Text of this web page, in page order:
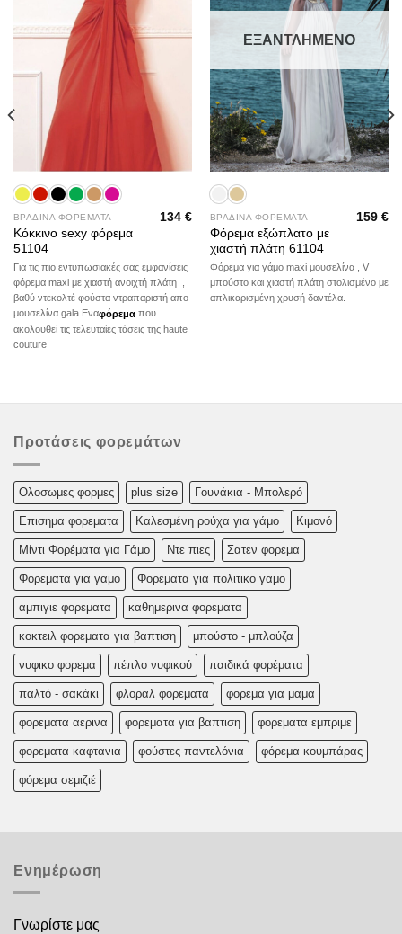
ΒΡΑΔΙΝΑ ΦΟΡΕΜΑΤΑ
Κόκκινο sexy φόρεμα
51104
134€
Για τις πιο εντυπωσιακές σας εμφανίσεις
φόρεμα maxi με χιαστή ανοιχτή πλάτη ,
βαθύ ντεκολτέ φούστα ντραπαριστή απο
μουσελίνα gala.Eναφόρεμαπου
ακολουθεί τις τελευταίες τάσεις της haute
couture
ΕΞΑΝΤΛΗΜΈΝΟ
ΒΡΑΔΙΝΑ ΦΟΡΕΜΑΤΑ
Φόρεμα εξώπλατο με
χιαστή πλάτη 61104
159€
Φόρεμα για γάμο maxi μουσελίνα , V
μπούστο και χιαστή πλάτη στολισμένο με
απλικαρισμένη χρυσή δαντέλα.
Προτάσεις φορεμάτων
Oλoσωμες φoρμες plus size Γουνάκια - Μπολερό
Επισημα φορεματα Καλεσμένη ρούχα για γάμο Κιμονό
Μίντι Φορέματα για Γάμο Ντε πιες Σατεν φορεμα
Φορεματα για γαμο Φορεματα για πολιτικο γαμο
αμπιγιε φορεματα καθημερινα φορεματα
κοκτειλ φορεματα για βαπτιση μπούστο - μπλούζα
νυφικο φορεμα πέπλο νυφικού παιδικά φορέματα
παλτό - σακάκι φλοραλ φορεματα φορεμα για μαμα
φορεματα αερινα φορεματα για βαπτιση φορεματα εμπριμε
φορεματα καφτανια φούστες-παντελόνια φόρεμα κουμπάρας
φόρεμα σεμιζιέ
Ενημέρωση
Γνωρίστε μας